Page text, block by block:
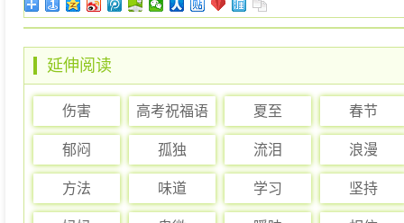
延伸阅读
伤害 高考祝福语 夏至 春节
郁闷 孤独 流泪 浪漫
方法 味道 学习 坚持